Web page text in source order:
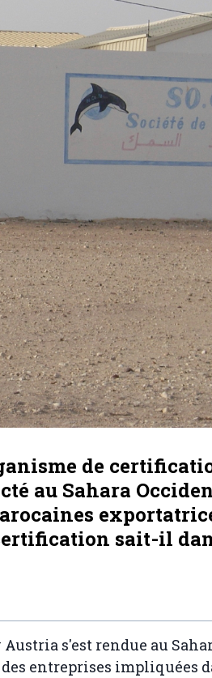
de
au Sahara
sait-il
s'est rendue au
entreprises impliquées